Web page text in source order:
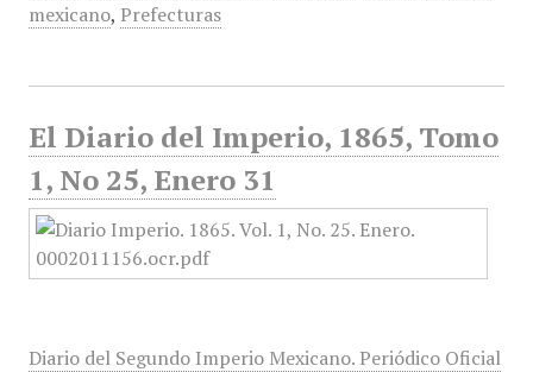
mexicano, Prefecturas
El Diario del Imperio, 1865, Tomo
1, No 25, Enero 31
Diario del Segundo Imperio Mexicano. Periódico Oficial